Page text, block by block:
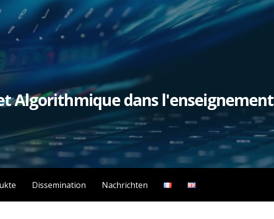
Algorithmique dans l'enseignement
Dissemination Nachrichten